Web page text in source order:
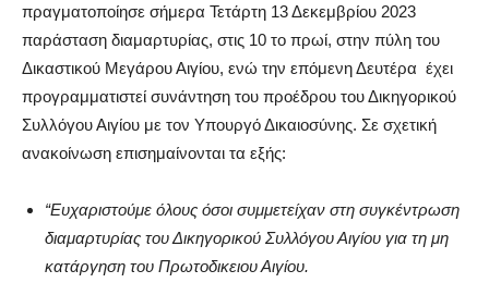
πραγματοποίησε σήμερα Τετάρτη 13 Δεκεμβρίου 2023
παράσταση διαμαρτυρίας, στις 10 το πρωί, στην πύλη του
Δικαστικού Μεγάρου Αιγίου, ενώ την επόμενη Δευτέρα έχει
προγραμματιστεί συνάντηση του προέδρου του Δικηγορικού
Συλλόγου Αιγίου με τον Υπουργό Δικαιοσύνης. Σε σχετική
ανακοίνωση επισημαίνονται τα εξής:
“Ευχαριστούμε όλους όσοι συμμετείχαν στη συγκέντρωση
διαμαρτυρίας του Δικηγορικού Συλλόγου Αιγίου για τη μη
κατάργηση του Πρωτοδικειου Αιγίου.